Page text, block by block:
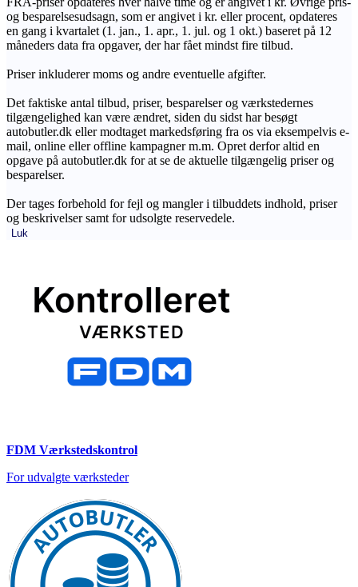
og besparelsesudsagn, som er angivet i kr. eller procent, opdateres
en gang i kvartalet (1. jan., 1. apr., 1. jul. og 1 okt.) baseret på 12
måneders data fra opgaver, der har fået mindst fire tilbud.
Priser inkluderer moms og andre eventuelle afgifter.
Det faktiske antal tilbud, priser, besparelser og værkstedernes
tilgængelighed kan være ændret, siden du sidst har besøgt
autobutler.dk eller modtaget markedsføring fra os via eksempelvis e-
mail, online eller offline kampagner m.m. Opret derfor altid en
opgave på autobutler.dk for at se de aktuelle tilgængelig priser og
besparelser.
Der tages forbehold for fejl og mangler i tilbuddets indhold, priser
og beskrivelser samt for udsolgte reservedele.
Luk
FDM Værkstedskontrol
For udvalgte værksteder